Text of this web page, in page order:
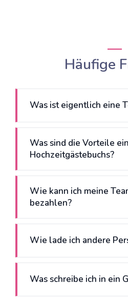
Häufige
Was ist eigentlich eine
Was sind die Vorteile
Hochzeitgästebuchs?
Wie kann ich meine
bezahlen?
Wie lade ich andere
Was schreibe ich in ein